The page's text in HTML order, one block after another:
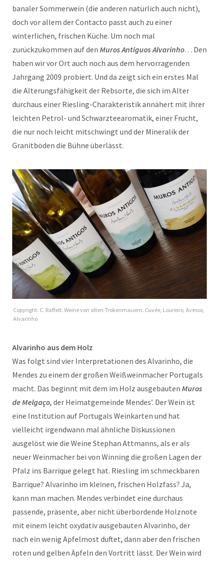
banaler Sommerwein (die anderen natürlich auch nicht),
doch vor allem der Contacto passt auch zu einer
winterlichen, frischen Küche. Um noch mal
zurückzukommen auf den Muros Antiguos Alvarinho… Den
haben wir vor Ort auch noch aus dem hervorragenden
Jahrgang 2009 probiert. Und da zeigt sich ein erstes Mal
die Alterungsfähigkeit der Rebsorte, die sich im Alter
durchaus einer Riesling-Charakteristik annähert mit ihrer
leichten Petrol- und Schwarzteearomatik, einer Frucht,
die nur noch leicht mitschwingt und der Mineralik der
Granitböden die Bühne überlässt.
Copyright: C. Raffelt. Weine von alten Trokenmauern. Cuvée, Loureiro, Avesso,
Alvarinho
Alvarinho aus dem Holz
Was folgt sind vier Interpretationen des Alvarinho, die
Mendes zu einem der großen Weißweinmacher Portugals
macht. Das beginnt mit dem im Holz ausgebauten Muros
de Melgaço, der Heimatgemeinde Mendes’. Der Wein ist
eine Institution auf Portugals Weinkarten und hat
vielleicht irgendwann mal ähnliche Diskussionen
ausgelöst wie die Weine Stephan Attmanns, als er als
neuer Weinmacher bei von Winning die großen Lagen der
Pfalz ins Barrique gelegt hat. Riesling im schmeckbaren
Barrique? Alvarinho im kleinen, frischen Holzfass? Ja,
kann man machen. Mendes verbindet eine durchaus
passende, präsente, aber nicht überbordende Holznote
mit einem leicht oxydativ ausgebauten Alvarinho, der
nach ein wenig Apfelmost duftet, dann aber den frischen
roten und gelben Äpfeln den Vortritt lässt. Der Wein wird